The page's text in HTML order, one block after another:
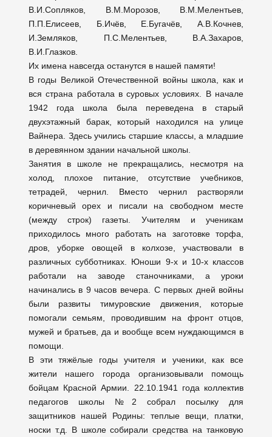
В.И.Сопляков, В.М.Морозов, В.М.Мелентьев,
П.П.Елисеев, Б.Ичёв, Е.Бугачёв, А.В.Кочнев,
И.Земляков, П.С.Мелентьев, В.А.Захаров,
В.И.Глазков.
Их имена навсегда останутся в нашей памяти!
В годы Великой Отечественной войны школа, как и
вся страна работала в суровых условиях. В начале
1942 года школа была переведена в старый
двухэтажный барак, который находился на улице
Вайнера. Здесь учились старшие классы, а младшие
в деревянном здании начальной школы.
Занятия в школе не прекращались, несмотря на
холод, плохое питание, отсутствие учебников,
тетрадей, чернил. Вместо чернил растворяли
коричневый орех и писали на свободном месте
(между строк) газеты. Учителям и ученикам
приходилось много работать на заготовке торфа,
дров, уборке овощей в колхозе, участвовали в
различных субботниках. Юноши 9-х и 10-х классов
работали на заводе станочниками, а уроки
начинались в 9 часов вечера. С первых дней войны
были развиты тимуровские движения, которые
помогали семьям, проводившим на фронт отцов,
мужей и братьев, да и вообще всем нуждающимся в
помощи.
В эти тяжёлые годы учителя и ученики, как все
жители нашего города организовывали помощь
бойцам Красной Армии. 22.10.1941 года коллектив
педагогов школы №2 собрал посылку для
защитников нашей Родины: теплые вещи, платки,
носки т.д. В школе собирали средства на танковую